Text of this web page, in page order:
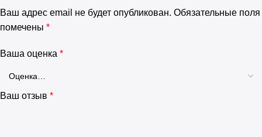
Ваш адрес email не будет опубликован. Обязательные поля
помечены *
Ваша оценка *
Ваш отзыв *